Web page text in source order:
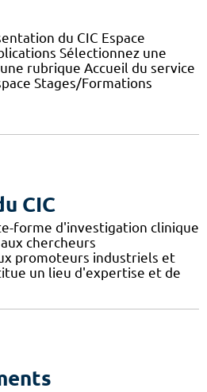
du CIC Espace
Sélectionnez une
rubrique Accueil du service
Stages/Formations
CIC
forme d'investigation clinique
chercheurs
promoteurs industriels et
un lieu d'expertise et de